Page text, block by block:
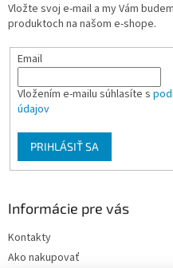
Vložte svoj e-mail a my Vám
produktoch na našom e-shope.
Email
Vložením e-mailu súhlasíte s
údajov
PRIHLÁSIŤ SA
Informácie pre vás
Kontakty
Ako nakupovať